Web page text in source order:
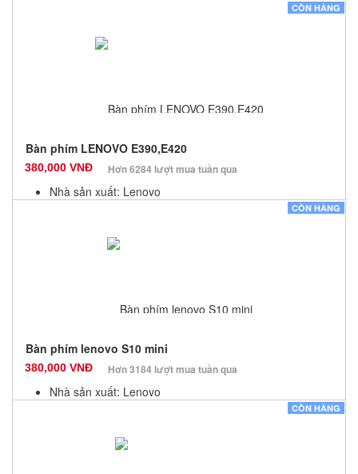
Số lượng: 10
CÒN HÀNG
Bàn phím LENOVO E390,E420
380,000 VNĐ Hơn 6284 lượt mua tuần qua
Nhà sản xuất: Lenovo
Số lượng: 10
CÒN HÀNG
Bàn phím lenovo S10 mini
380,000 VNĐ Hơn 3184 lượt mua tuần qua
Nhà sản xuất: Lenovo
CÒN HÀNG